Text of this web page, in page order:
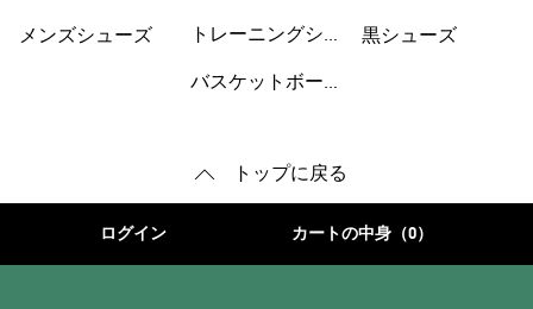
メンズシューズ
トレーニングシュ
バスケットボール
黒シューズ
トップに戻る
ログイン カートの中身（0）